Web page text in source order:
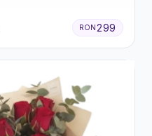
RON299